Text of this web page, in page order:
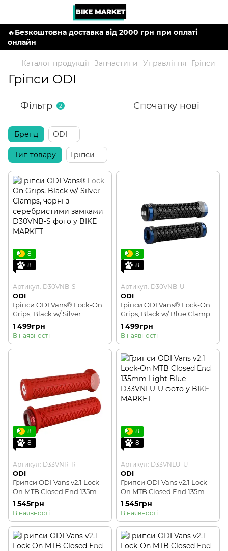
🔥Безкоштовна доставка від 2000 грн при оплаті
онлайн
Каталог продукції Запчастини Управління Гріпси
Гріпси ODI
Фільтр 2 Спочатку нові
Бренд ODI
Тип товару Гріпси
8
8
Артикул: D30VNB-S
ODI
Гріпси ODI Vans® Lock-On
Grips, Black w/ Silver
Clamps, чорні з
серебристими замками
1 499грн
В наявності
8
8
Артикул: D30VNB-U
ODI
Гріпси ODI Vans® Lock-On
Grips, Black w/ Blue Clamps,
чорні з синіми замками
1 499грн
В наявності
8
8
Артикул: D33VNR-R
ODI
Грипси ODI Vans v2.1 Lock-
On MTB Closed End 135mm
Red Checker
1 545грн
В наявності
8
8
Артикул: D33VNLU-U
ODI
Грипси ODI Vans v2.1 Lock-
On MTB Closed End 135mm
Light Blue
1 545грн
В наявності